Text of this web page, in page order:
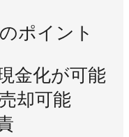
ポイント
金化が可能
却可能